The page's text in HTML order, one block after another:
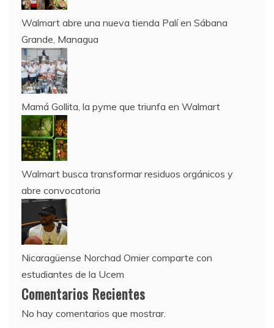
Walmart abre una nueva tienda Palí en Sábana
Grande, Managua
Mamá Gollita, la pyme que triunfa en Walmart
Walmart busca transformar residuos orgánicos y
abre convocatoria
Nicaragüense Norchad Omier comparte con
estudiantes de la Ucem
Comentarios Recientes
No hay comentarios que mostrar.